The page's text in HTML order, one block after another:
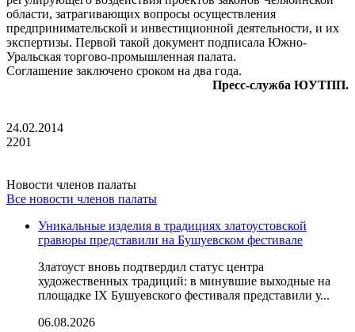
области, затрагивающих вопросы осуществления
предпринимательской и инвестиционной деятельности, и их
экспертизы. Первой такой документ подписала Южно-
Уральская торгово-промышленная палата.
Соглашение заключено сроком на два года.
Пресс-служба ЮУТПП.
24.02.2014
2201
Новости членов палаты
Все новости членов палаты
Уникальные изделия в традициях златоустовской
гравюры представили на Бушуевском фестивале
Златоуст вновь подтвердил статус центра
художественных традиций: в минувшие выходные на
площадке IX Бушуевского фестиваля представили у...
06.08.2026